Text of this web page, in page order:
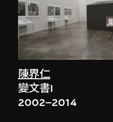
陳界仁
變文書I
2002–2014